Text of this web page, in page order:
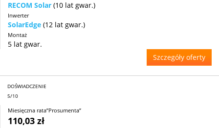
RECOM Solar (10 lat gwar.)
Inwerter
SolarEdge (12 lat gwar.)
Montaż
5 lat gwar.
Szczegóły oferty
DOŚWIADCZENIE
5/10
Miesięczna rata”Prosumenta”
110,03 zł